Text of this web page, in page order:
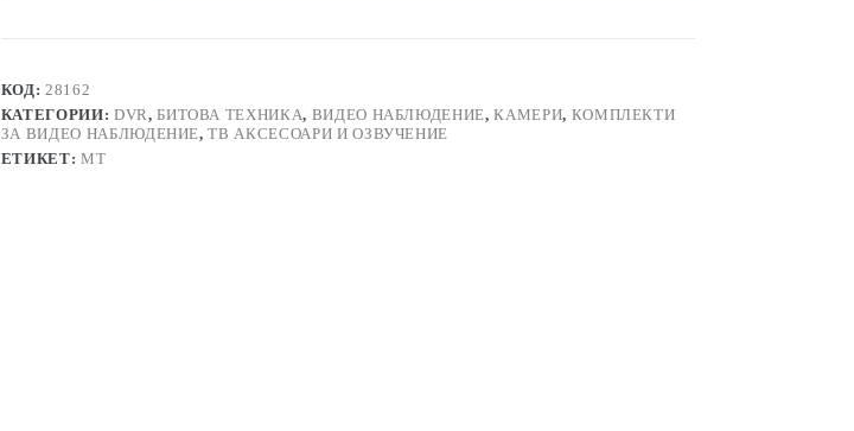
КОД:28162
КАТЕГОРИИ: DVR,БИТОВА ТЕХНИКА, ВИДЕО НАБЛЮДЕНИЕ,КАМЕРИ, КОМПЛЕКТИ
ЗА ВИДЕО НАБЛЮДЕНИЕ,ТВ АКСЕСОАРИ И ОЗВУЧЕНИЕ
ЕТИКЕТ: MT